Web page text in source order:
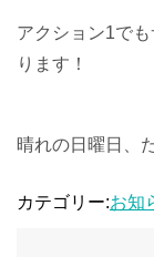
アクション1で
ります！
晴れの日曜日、
カテゴリー:お知